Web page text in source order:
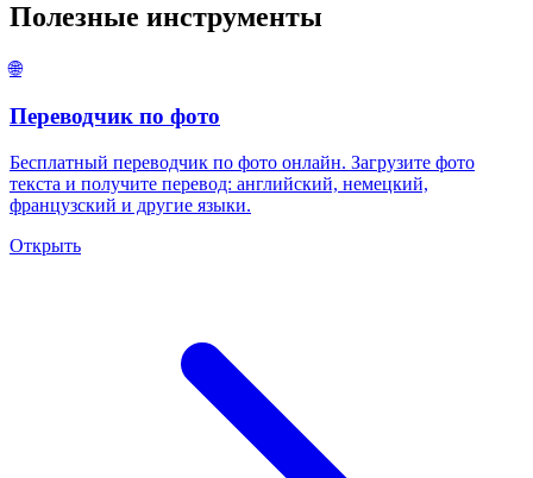
Полезные инструменты
🌐
Переводчик по фото
Бесплатный переводчик по фото онлайн. Загрузите фото
текста и получите перевод: английский, немецкий,
французский и другие языки.
Открыть